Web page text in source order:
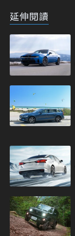
延伸閱讀